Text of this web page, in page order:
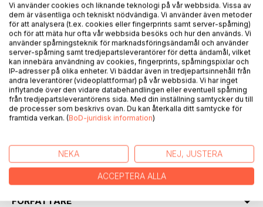
Välkommen till homeopatins läkekonst!
Andra upplagan, tryck i gråskala
I den här boken får du lära dig hur du själv kan behandla
olika åkommor och besvär med hjälp av homeopatiska och
växtbaserade läkemedel i din vardag. Innehållet i boken
erbjuder dig insikter om olika läkemetoder och kunskaper
om läkemedel i homeopatiska beredningar.
Du får också veta mer om historiska framstående
Boken riktar sig till läsare som är modiga och nyfikna och
som söker djupare insikter och kunskap om den
homeopatiska läkekonsten.
FÖRFATTARE
Vi använder cookies och liknande teknologi på vår webbsida. Vissa av
dem är väsentliga och tekniskt nödvändiga. Vi använder även metoder
för att analysera (t.ex. cookies eller fingerprints samt server-spårning)
och för att mäta hur ofta vår webbsida besöks och hur den används. Vi
använder spårningsteknik för marknadsföringsändamål och använder
server-spårning samt tredjepartsleverantörer för detta ändamål, vilket
kan innebära användning av cookies, fingerprints, spårningspixlar och
IP-adresser på olika enheter. Vi bäddar även in tredjepartsinnehåll från
andra leverantörer (videoplattformar) på vår webbsida. Vi har inget
inflytande över den vidare databehandlingen eller eventuell spårning
från tredjepartsleverantörens sida. Med din inställning samtycker du till
de processer som beskrivs ovan. Du kan återkalla ditt samtycke för
framtida verkan. (BoD-juridisk information)
NEKA NEJ, JUSTERA
ACCEPTERA ALLA